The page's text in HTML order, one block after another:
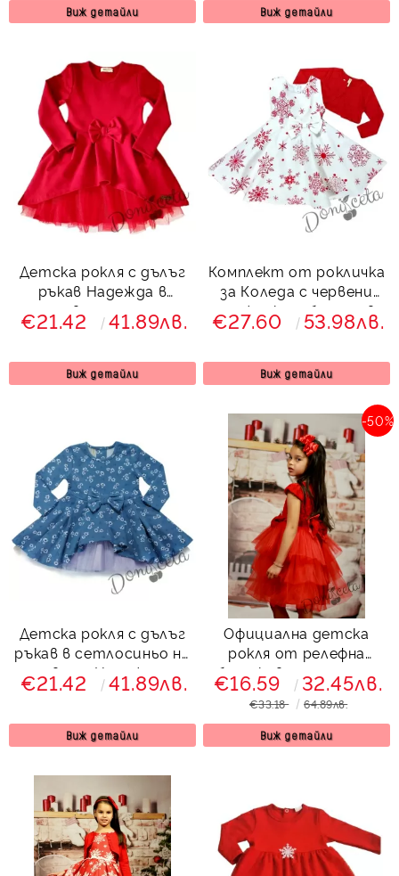
Виж детайли Виж детайли
Детска рокля с дълъг
ръкав Надежда в
червено с тюл
€21.42 41.89лв.
Виж детайли
Комплект от рокличка
за Коледа с червени
снежинки и болеро в
червено
€27.60 53.98лв.
Виж детайли
Детска рокля с дълъг
ръкав в сетлосиньо на
цветя Надежда
€21.42 41.89лв.
Виж детайли
Официална детска
рокля от релефна
бутикова дантела и
тюл
-50%
€16.59 32.45лв.
€33.18 64.89лв.
Виж детайли